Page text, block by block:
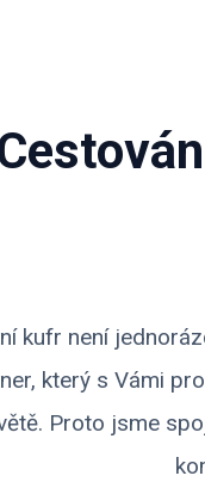
kufr není
který s Vámi
Proto jsme